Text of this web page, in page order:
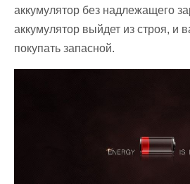
аккумулятор без надлежащего
аккумулятор выйдет из строя, и
покупать запасной.